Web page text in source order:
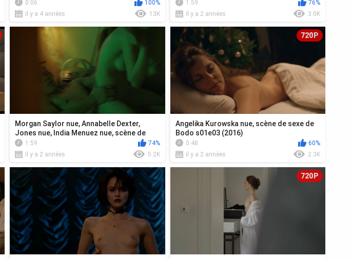
0:06
100%
il y a 4 années
13K
1:59
76%
il y a 2 années
3.0K
Morgan Saylor nue, Annabelle Dexter,
Jones nue, India Menuez nue, scène de
sexe de...
1:59
74%
il y a 2 années
5.2K
720P
Angelika Kurowska nue, scène de sexe de
Bodo s01e03 (2016)
0:48
60%
il y a 2 années
2.3K
720P